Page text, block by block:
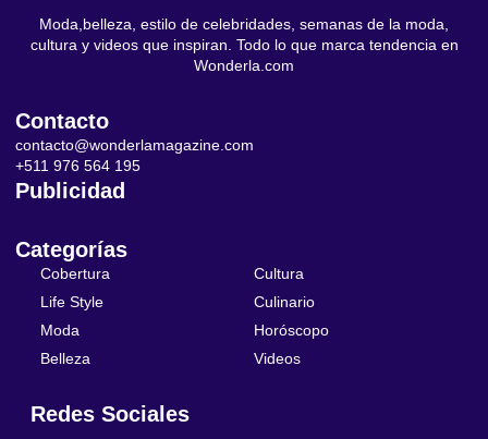
Moda,belleza, estilo de celebridades, semanas de la moda,
cultura y videos que inspiran. Todo lo que marca tendencia en
Wonderla.com
Contacto
contacto@wonderlamagazine.com
+511 976 564 195
Publicidad
Categorías
Cobertura
Life Style
Moda
Belleza
Cultura
Culinario
Horóscopo
Videos
Redes Sociales